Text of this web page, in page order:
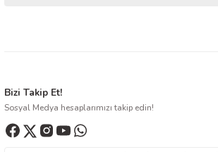
Ürün resmi kalitesiz, bozuk veya görüntülenemiyor.
Ürün açıklamasında eksik bilgiler bulunuyor.
Ürün bilgilerinde hatalar bulunuyor.
Bizi Takip Et!
Sosyal Medya hesaplarımızı takip edin!